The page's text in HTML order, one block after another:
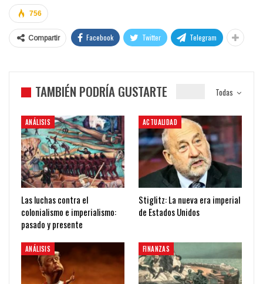
756
Compartir Facebook Twitter Telegram
Todas
TAMBIÉN PODRÍA GUSTARTE
ANÁLISIS
Las luchas contra el
colonialismo e imperialismo:
pasado y presente
ACTUALIDAD
Stiglitz: La nueva era imperial
de Estados Unidos
ANÁLISIS FINANZAS